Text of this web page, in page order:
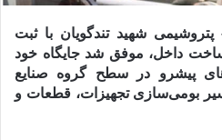
شهید تندگویان با ثبت
داخل، موفق شد جایگاه خود
پیشرو در سطح گروه صنایع
بومی‌سازی تجهیزات، قطعات و